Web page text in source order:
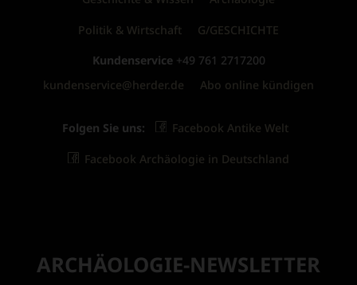
Politik & Wirtschaft G/GESCHICHTE
Kundenservice +49 761 2717200
kundenservice@herder.de
Abo online kündigen
Folgen Sie uns: Facebook Antike Welt
Facebook Archäologie in Deutschland
ARCHÄOLOGIE-NEWSLETTER